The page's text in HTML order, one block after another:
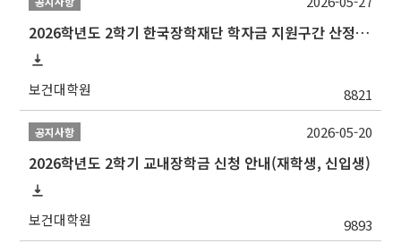
2026학년도 2학기 한국장학재단 학자금 지원구간 산정 신청 안내
보건대학원 8821
공지사항
2026학년도 2학기 교내장학금 신청 안내(재학생, 신입생)
보건대학원 9893
2026-05-20